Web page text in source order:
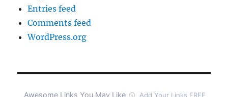
Entries feed
Comments feed
WordPress.org